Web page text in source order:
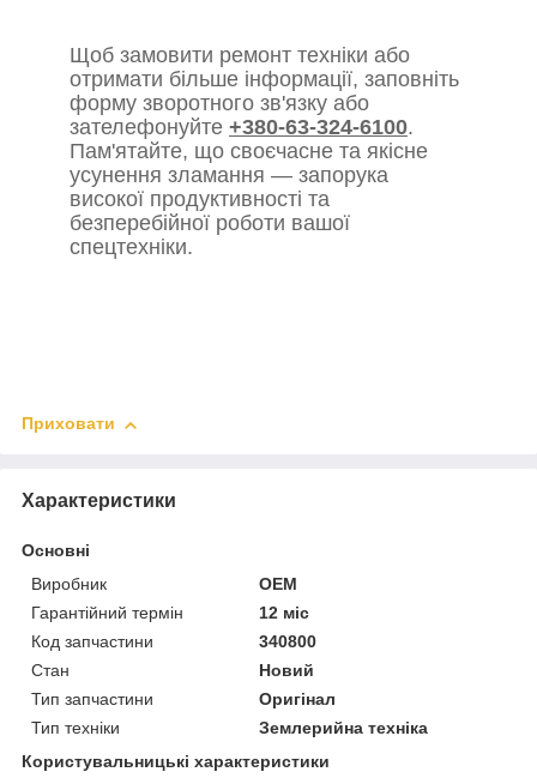
Щоб замовити ремонт техніки або
отримати більше інформації, заповніть
форму зворотного зв'язку або
зателефонуйте +380-63-324-6100.
Пам'ятайте, що своєчасне та якісне
усунення зламання — запорука
високої продуктивності та
безперебійної роботи вашої
спецтехніки.
Приховати
Характеристики
Основні
Виробник
OEM
Гарантійний термін
12 міс
Код запчастини
340800
Стан
Новий
Тип запчастини
Оригінал
Тип техніки
Землерийна техніка
Користувальницькі характеристики